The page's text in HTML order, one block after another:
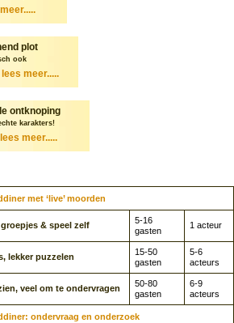
plot
ook
lees meer.....
ontknoping
karakters!
lees meer.....
met ‘live’ moorden
& speel zelf
5-16
gasten
1 acteur
lekker puzzelen
15-50
gasten
5-6
acteurs
veel om te ondervragen
50-80
gasten
6-9
acteurs
ondervraag en onderzoek